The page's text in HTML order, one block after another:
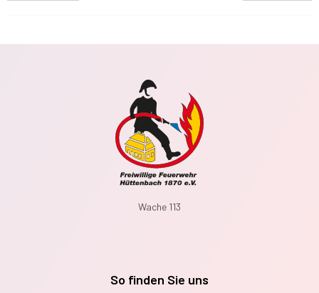
Wache 113
So finden Sie uns